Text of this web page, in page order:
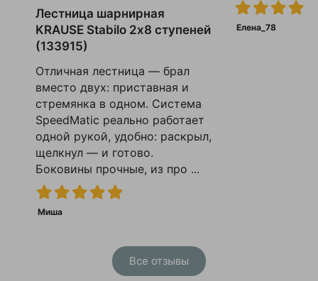
Лестница шарнирная
KRAUSE Stabilo 2х8 ступеней
(133915)
Отличная лестница — брал
вместо двух: приставная и
стремянка в одном. Система
SpeedMatic реально работает
одной рукой, удобно: раскрыл,
щелкнул — и готово.
Боковины прочные, из про ...
Миша
Елена_78
Все отзывы